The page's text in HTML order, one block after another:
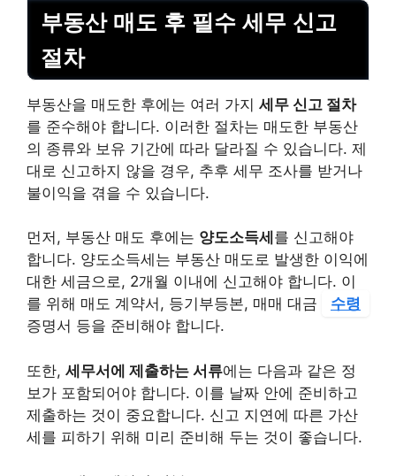
부동산 매도 후 필수 세무 신고
절차
부동산을 매도한 후에는 여러 가지 세무 신고 절차
를 준수해야 합니다. 이러한 절차는 매도한 부동산
의 종류와 보유 기간에 따라 달라질 수 있습니다. 제
대로 신고하지 않을 경우, 추후 세무 조사를 받거나
불이익을 겪을 수 있습니다.
먼저, 부동산 매도 후에는 양도소득세 를 신고해야
합니다. 양도소득세는 부동산 매도로 발생한 이익에
대한 세금으로, 2개월 이내에 신고해야 합니다. 이
를 위해 매도 계약서, 등기부등본, 매매 대금
수령
증명서 등을 준비해야 합니다.
또한, 세무서에 제출하는 서류에는 다음과 같은 정
보가 포함되어야 합니다. 이를 날짜 안에 준비하고
제출하는 것이 중요합니다. 신고 지연에 따른 가산
세를 피하기 위해 미리 준비해 두는 것이 좋습니다.